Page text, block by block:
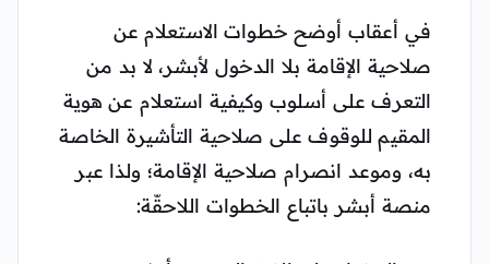
في أعقاب أوضح خطوات الاستعلام عن
صلاحية الإقامة بلا الدخول لأبشر، لا بد من
التعرف على أسلوب وكيفية استعلام عن هوية
المقيم للوقوف على صلاحية التأشيرة الخاصة
به، وموعد انصرام صلاحية الإقامة؛ ولذا عبر
منصة أبشر باتباع الخطوات اللاحقّة: